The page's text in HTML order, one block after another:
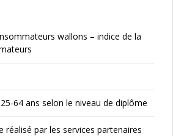
wallons – indice de la
64 ans selon le niveau de diplôme
réalisé par les services partenaires